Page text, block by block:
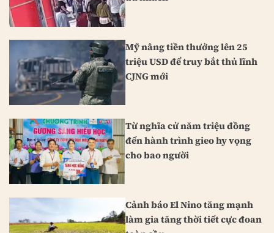
Mỹ nâng tiền thưởng lên 25
triệu USD để truy bắt thủ lĩnh
CJNG mới
Từ nghĩa cử năm triệu đồng
đến hành trình gieo hy vọng
cho bao người
Cảnh báo El Nino tăng mạnh
làm gia tăng thời tiết cực đoan